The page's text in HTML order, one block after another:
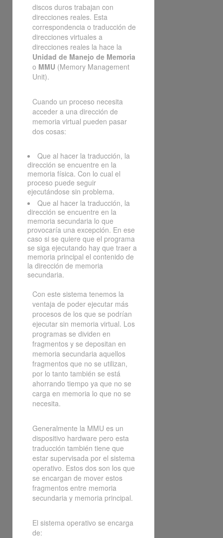
discos duros trabajan con
direcciones reales. Esta
correspondencia o traducción de
direcciones virtuales a
direcciones reales la hace la
Unidad de Manejo de Memoria
o MMU (Memory Management
Unit).
Cuando un proceso necesita
acceder a una dirección de
memoria virtual pueden pasar
dos cosas:
Que al hacer la traducción, la
dirección se encuentre en la
memoria física. Con lo cual el
proceso puede seguir
ejecutándose sin problema.
Que al hacer la traducción, la
dirección se encuentre en la
memoria secundaria lo que
provocaría una excepción. En ese
caso si se quiere que el programa
se siga ejecutando hay que traer a
memoria principal el contenido de
la dirección de memoria
secundaria.
Con este sistema tenemos la
ventaja de poder ejecutar más
procesos de los que se podrían
ejecutar sin memoria virtual. Los
programas se dividen en
fragmentos y se depositan en
memoria secundaria aquellos
fragmentos que no se utilizan,
por lo tanto también se está
ahorrando tiempo ya que no se
carga en memoria lo que no se
necesita.
Generalmente la MMU es un
dispositivo hardware pero esta
traducción también tiene que
estar supervisada por el sistema
operativo. Estos dos son los que
se encargan de mover estos
fragmentos entre memoria
secundaria y memoria principal.
El sistema operativo se encarga
de: